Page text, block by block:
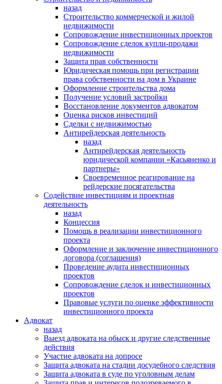
назад
Строительство коммерческой и жилой
недвижимости
Сопровождение инвестиционных проектов
Сопровождение сделок купли-продажи
недвижимости
Защита прав собственности
Юридическая помощь при регистрации
права собственности на дом в Украине
Оформление строительства дома
Получение условий застройки
Восстановление документов адвокатом
Оценка рисков инвестиций
Сделки с недвижимостью
Антирейдерская деятельность
назад
Антирейдерская деятельность
юридической компании «Касьяненко и
партнеры»
Своевременное реагирование на
рейдерские посягательства
Содействие инвестициям и проектная
деятельность
назад
Концессия
Помощь в реализации инвестиционного
проекта
Оформление и заключение инвестиционного
договора (соглашения)
Проведение аудита инвестиционных
проектов
Сопровождение сделок и инвестиционных
проектов
Правовые услуги по оценке эффективности
инвестиционного проекта
Адвокат
назад
Выезд адвоката на обыск и другие следственные
действия
Участие адвоката на допросе
Защита адвоката на стадии досудебного следствия
Защита адвоката в суде по уголовным делам